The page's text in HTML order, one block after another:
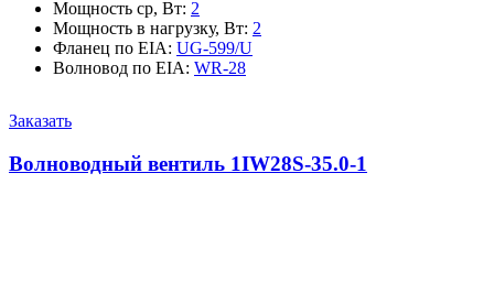
Мощность ср, Вт: 2
Мощность в нагрузку, Вт: 2
Фланец по EIA: UG-599/U
Волновод по EIA: WR-28
Заказать
Волноводный вентиль 1IW28S-35.0-1